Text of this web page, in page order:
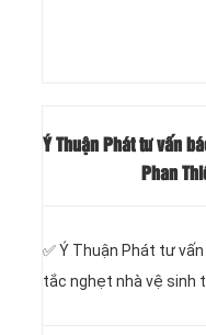
Ý Thuận Phát tư vấn
Phan
✅ Ý Thuận Phát tư
tắc nghẹt nhà vệ sinh